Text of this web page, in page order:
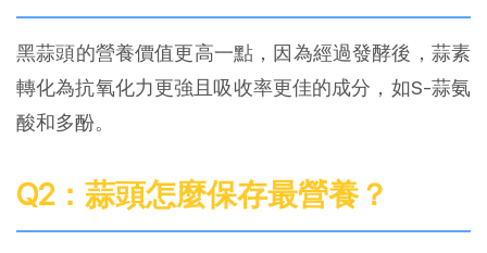
黑蒜頭的營養價值更高一點，因為經過發酵後，蒜素
轉化為抗氧化力更強且吸收率更佳的成分，如S-蒜氨
酸和多酚。
Q2：蒜頭怎麼保存最營養？